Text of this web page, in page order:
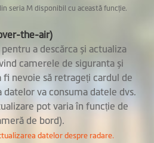
seria M disponibil cu această funcție.
the-air)
a descărca și actualiza
camerele de siguranta și
fi nevoie să retrageți cardul de
va consuma datele dvs.
pot varia în funcție de
de bord).
datelor despre radare.